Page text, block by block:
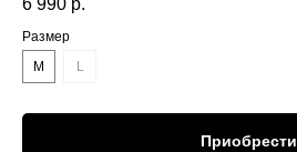
6 990 р.
Размер
M
L
Приобрести